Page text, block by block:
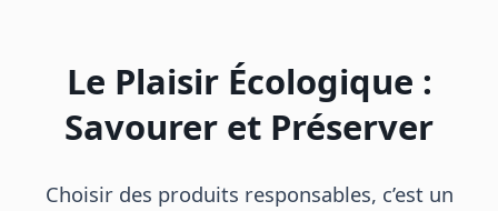
Le Plaisir Écologique :
Savourer et Préserver
Choisir des produits responsables, c’est un